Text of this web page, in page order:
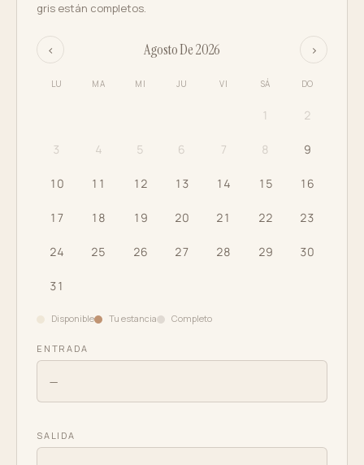
gris están completos.
‹ Agosto De 2026 ›
LU MA MI JU VI SÁ DO
1 2
3 4 5 6 7 8 9
10 11 12 13 14 15 16
17 18 19 20 21 22 23
24 25 26 27 28 29 30
31
Disponible Tu estancia Completo
ENTRADA
—
SALIDA